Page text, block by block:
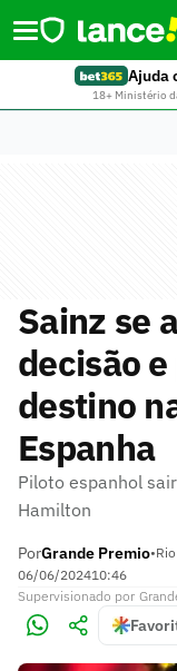
Ajuda
18+ Ministério
Sainz se
decisão
destino
Espanha
Piloto espanhol
Hamilton
PorGrande Premio•
06/06/202410:46
Supervisionado por